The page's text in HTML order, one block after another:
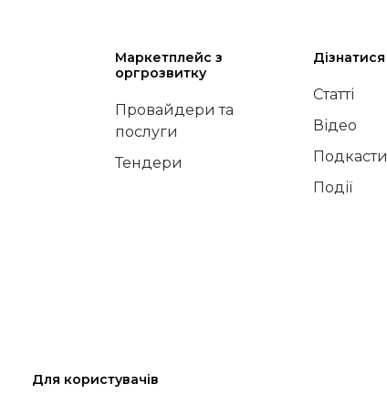
Маркетплейс з
оргрозвитку
Провайдери та
послуги
Тендери
Дізнатися
Статті
Відео
Подкасти
Події
Для користувачів